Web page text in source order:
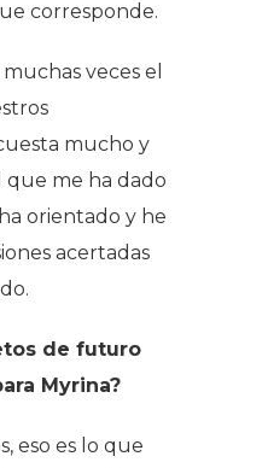
corresponde.
veces el
mucho y
me ha dado
orientado y he
acertadas
de futuro
Myrina?
eso es lo que